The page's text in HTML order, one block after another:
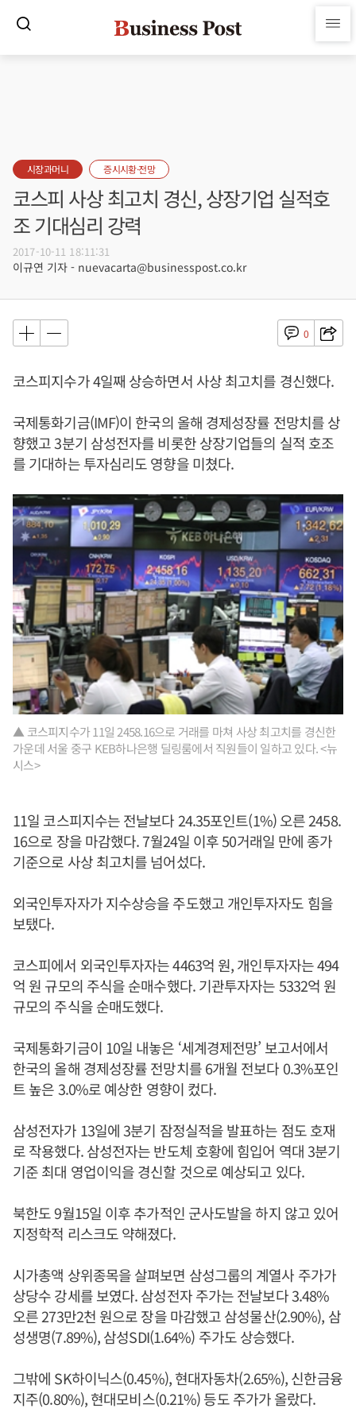
시장과머니 증시시황·전망
코스피 사상 최고치 경신, 상장기업 실적호
조 기대심리 강력
2017-10-11 18:11:31
이규연 기자 - nuevacarta@businesspost.co.kr
0
코스피지수가 4일째 상승하면서 사상 최고치를 경신했다.
국제통화기금(IMF)이 한국의 올해 경제성장률 전망치를 상
향했고 3분기 삼성전자를 비롯한 상장기업들의 실적 호조
를 기대하는 투자심리도 영향을 미쳤다.
▲ 코스피지수가 11일 2458.16으로 거래를 마쳐 사상 최고치를 경신한
가운데 서울 중구 KEB하나은행 딜링룸에서 직원들이 일하고 있다. <뉴
시스>
11일 코스피지수는 전날보다 24.35포인트(1%) 오른 2458.
16으로 장을 마감했다. 7월24일 이후 50거래일 만에 종가
기준으로 사상 최고치를 넘어섰다.
외국인투자자가 지수상승을 주도했고 개인투자자도 힘을
보탰다.
코스피에서 외국인투자자는 4463억 원, 개인투자자는 494
억 원 규모의 주식을 순매수했다. 기관투자자는 5332억 원
규모의 주식을 순매도했다.
국제통화기금이 10일 내놓은 ‘세계경제전망’ 보고서에서
한국의 올해 경제성장률 전망치를 6개월 전보다 0.3%포인
트 높은 3.0%로 예상한 영향이 컸다.
삼성전자가 13일에 3분기 잠정실적을 발표하는 점도 호재
로 작용했다. 삼성전자는 반도체 호황에 힘입어 역대 3분기
기준 최대 영업이익을 경신할 것으로 예상되고 있다.
북한도 9월15일 이후 추가적인 군사도발을 하지 않고 있어
지정학적 리스크도 약해졌다.
시가총액 상위종목을 살펴보면 삼성그룹의 계열사 주가가
상당수 강세를 보였다. 삼성전자 주가는 전날보다 3.48%
오른 273만2천 원으로 장을 마감했고 삼성물산(2.90%), 삼
성생명(7.89%), 삼성SDI(1.64%) 주가도 상승했다.
그밖에 SK하이닉스(0.45%), 현대자동차(2.65%), 신한금융
지주(0.80%), 현대모비스(0.21%) 등도 주가가 올랐다.